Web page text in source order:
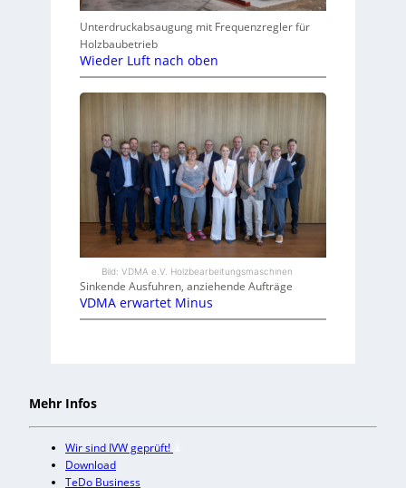
Unterdruckabsaugung mit Frequenzregler für
Holzbaubetrieb
Wieder Luft nach oben
Bild: VDMA e.V. Holzbearbeitungsmaschinen
Sinkende Ausfuhren, anziehende Aufträge
VDMA erwartet Minus
Mehr Infos
Wir sind IVW geprüft!
Download
TeDo Business